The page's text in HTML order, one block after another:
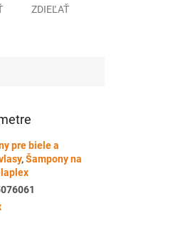
ZDIEĽAŤ
pre biele a
,Šampony na